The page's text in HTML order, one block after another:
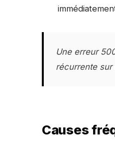
Une erreur
récurrente sur
Causes